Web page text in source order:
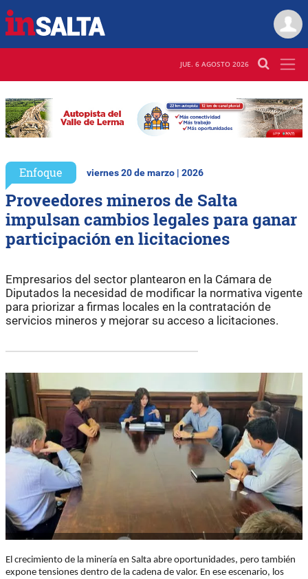
JUE. 6 AGOSTO 2026
Enfoque viernes 20 de marzo | 2026
Proveedores mineros de Salta
impulsan cambios legales para ganar
participación en licitaciones
Empresarios del sector plantearon en la Cámara de
Diputados la necesidad de modificar la normativa vigente
para priorizar a firmas locales en la contratación de
servicios mineros y mejorar su acceso a licitaciones.
El crecimiento de la minería en Salta abre oportunidades, pero también
expone tensiones dentro de la cadena de valor. En ese escenario, los